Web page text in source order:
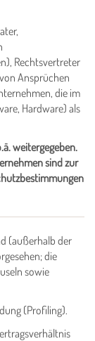
Rechtsvertreter
Ansprüchen
die im
Hardware) als
weitergegeben.
sind zur
(außerhalb der
die
sowie
(Profiling).